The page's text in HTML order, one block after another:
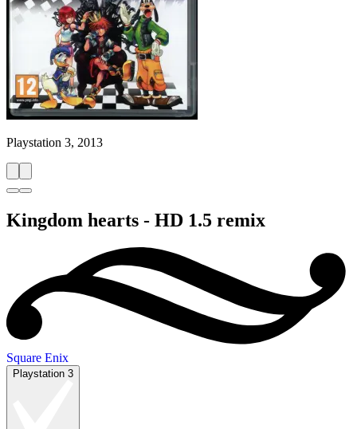
Playstation 3, 2013
Kingdom hearts - HD 1.5 remix
Square Enix
Playstation 3